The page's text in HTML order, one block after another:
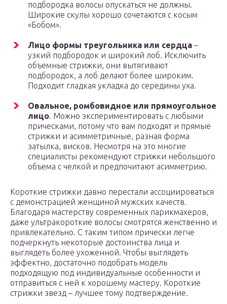
подбородка волосы опускаться не должны.
Широкие скулы хорошо сочетаются с косым
«Бобом».
Лицо формы треугольника или сердца –
узкий подбородок и широкий лоб. Исключить
объемные стрижки, они вытягивают
подбородок, а лоб делают более широким.
Подходит гладкая укладка до середины уха.
Овальное, ромбовидное или прямоугольное
лицо. Можно экспериментировать с любыми
прическами, потому что вам подходят и прямые
стрижки и асимметричные, разная форма
затылка, висков. Несмотря на это многие
специалисты рекомендуют стрижки небольшого
объема с челкой и предпочитают асимметрию.
Короткие стрижки давно перестали ассоциироваться
с демонстрацией женщиной мужских качеств.
Благодаря мастерству современных парикмахеров,
даже ультракороткие волосы смотрятся женственно и
привлекательно. С таким типом прически легче
подчеркнуть некоторые достоинства лица и
выглядеть более ухоженной. Чтобы выглядеть
эффектно, достаточно подобрать модель
подходящую под индивидуальные особенности и
отправиться с ней к хорошему мастеру. Короткие
стрижки звезд – лучшее тому подтверждение.